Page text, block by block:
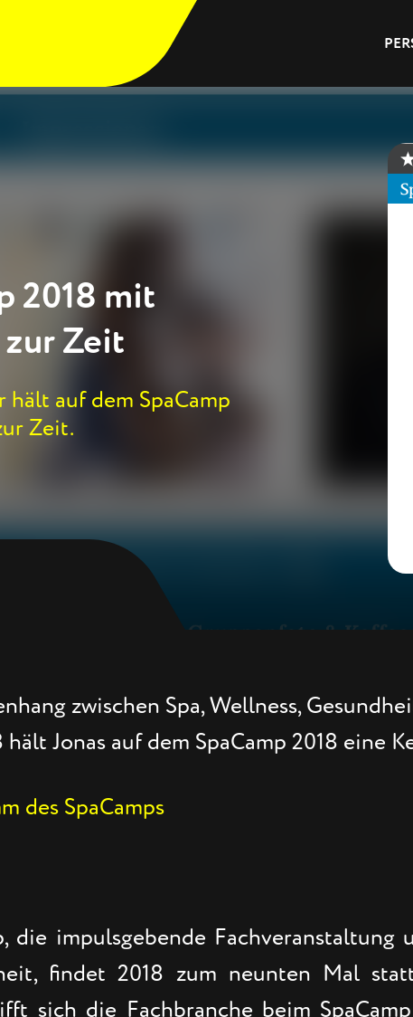
2018 mit
Zeit
hält auf dem SpaCamp
Zeit.
zwischen Spa, Wellness,
hält Jonas auf dem SpaCamp 2018 eine
des SpaCamps
die impulsgebende
findet 2018 zum neunten Mal
sich die Fachbranche beim